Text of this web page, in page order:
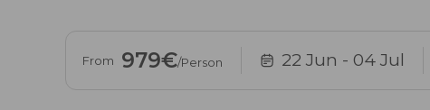
From 979€/Person 22 Jun - 04 Jul